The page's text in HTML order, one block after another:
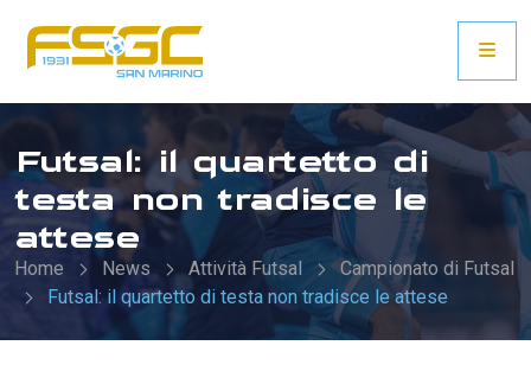
Futsal: il quartetto di
testa non tradisce le
attese
Home News Attività Futsal
Campionato di Futsal
Futsal: il quartetto di testa non tradisce le attese